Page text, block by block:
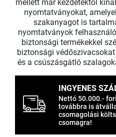
mellett már kezdetektől
nyomtatványokat,
szakanyagot is
nyomtatványok
biztonsági termékekkel
biztonsági
és a csúszásgátló
INGYENES
Nettó 50.000.-
továbbra is
csomagolási
csomagra!